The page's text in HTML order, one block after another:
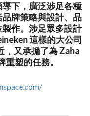
下，廣泛涉足各種
牌策略與設計、品
作。涉足眾多設計
這樣的大公司
，又承擔了為 Zaha
塑的任務。